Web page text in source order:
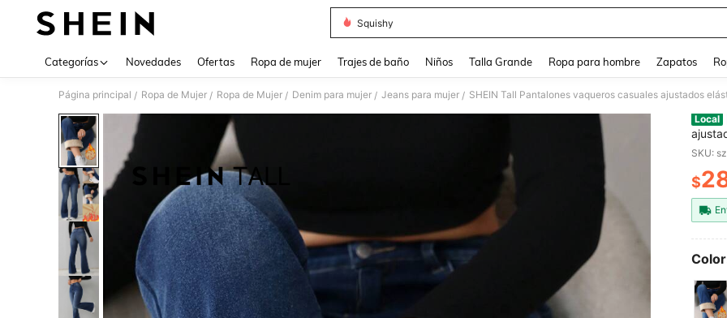
Squishy
Categorías Novedades Ofertas Ropa de mujer Trajes de baño Niños Talla Grande Ropa para hombre Zapatos
Página principal / Ropa de Mujer / Ropa de Mujer / Denim para mujer / Jeans para mujer /
Local
con
SKU:
$